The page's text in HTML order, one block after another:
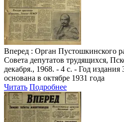
Вперед : Орган Пустошкинского
Совета депутатов трудящихся,
декабря., 1968. - 4 с. - Год издания
основана в октябре 1931 года
Читать Подробнее